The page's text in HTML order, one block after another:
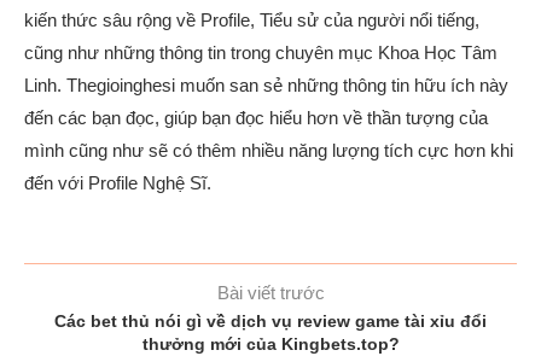
kiến thức sâu rộng về Profile, Tiểu sử của người nổi tiếng,
cũng như những thông tin trong chuyên mục Khoa Học Tâm
Linh. Thegioinghesi muốn san sẻ những thông tin hữu ích này
đến các bạn đọc, giúp bạn đọc hiểu hơn về thần tượng của
mình cũng như sẽ có thêm nhiều năng lượng tích cực hơn khi
đến với Profile Nghệ Sĩ.
Bài viết trước
Các bet thủ nói gì về dịch vụ review game tài xỉu đổi
thưởng mới của Kingbets.top?